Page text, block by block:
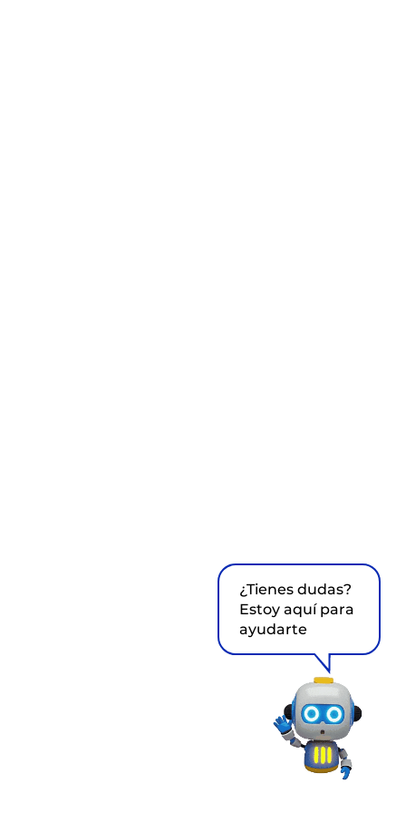
¿Tienes dudas?
Estoy aquí para
ayudarte